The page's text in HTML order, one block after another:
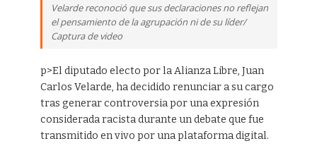
Velarde reconoció que sus declaraciones no reflejan
el pensamiento de la agrupación ni de su líder/
Captura de video
p>El diputado electo por la Alianza Libre, Juan
Carlos Velarde, ha decidido renunciar a su cargo
tras generar controversia por una expresión
considerada racista durante un debate que fue
transmitido en vivo por una plataforma digital.